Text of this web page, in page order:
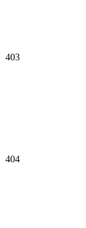
403
404